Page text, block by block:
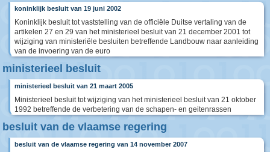
koninklijk besluit van 19 juni 2002
Koninklijk besluit tot vaststelling van de officiële Duitse vertaling van de
artikelen 27 en 29 van het ministerieel besluit van 21 december 2001 tot
wijziging van ministeriële besluiten betreffende Landbouw naar aanleiding
van de invoering van de euro
ministerieel besluit
ministerieel besluit van 21 maart 2005
Ministerieel besluit tot wijziging van het ministerieel besluit van 21 oktober
1992 betreffende de verbetering van de schapen- en geitenrassen
besluit van de vlaamse regering
besluit van de vlaamse regering van 14 november 2007